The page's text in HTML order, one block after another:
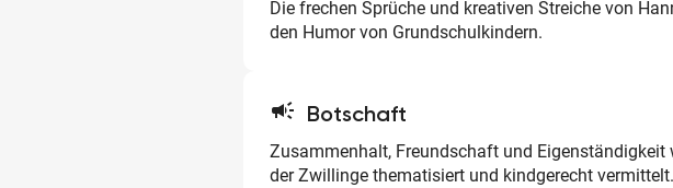
Die frechen Sprüche und kreativen Streiche von
den Humor von Grundschulkindern.
campaign Botschaft
Zusammenhalt, Freundschaft und Eigenständigkeit
der Zwillinge thematisiert und kindgerecht